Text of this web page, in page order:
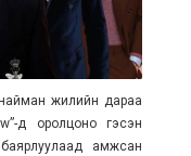
жилийн дараа
д оролцоно гэсэн
амжсан